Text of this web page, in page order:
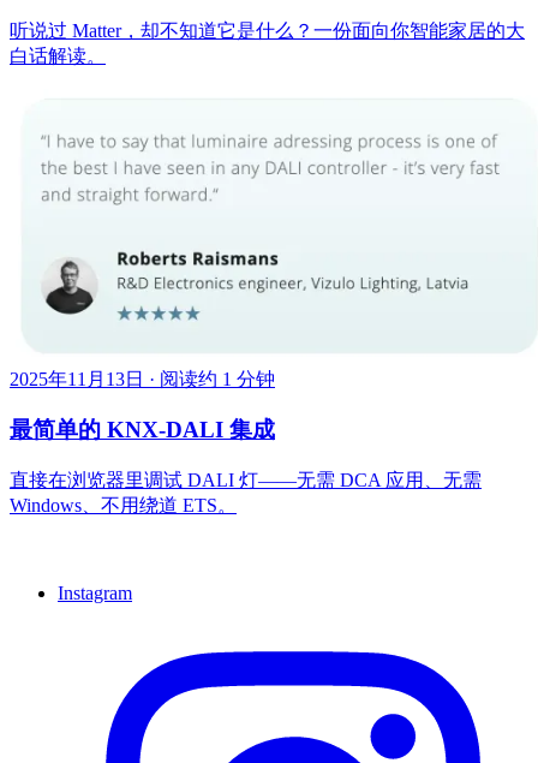
听说过 Matter，却不知道它是什么？一份面向你智能家居的大
白话解读。
2025年11月13日 · 阅读约 1 分钟
最简单的 KNX-DALI 集成
直接在浏览器里调试 DALI 灯——无需 DCA 应用、无需
Windows、不用绕道 ETS。
Instagram